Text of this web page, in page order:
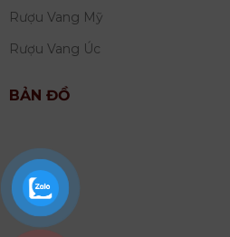
Rượu Vang Mỹ
Rượu Vang Úc
BẢN ĐỒ